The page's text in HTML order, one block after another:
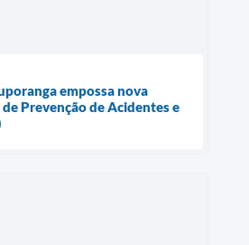
empossa nova
Prevenção de Acidentes e